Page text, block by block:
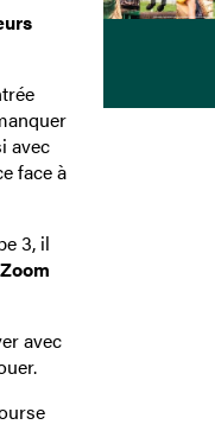
avec
face à
3, il
Zoom
avec